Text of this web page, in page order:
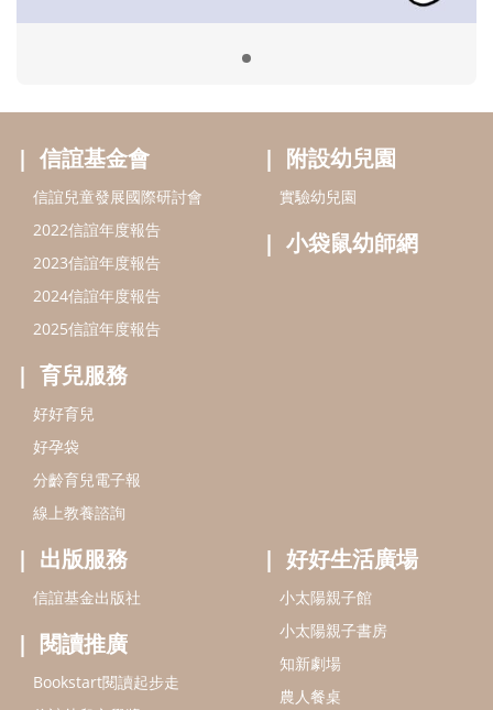
2024信誼年度報告
好孕袋
分齡育兒電子報
線上教養諮詢
出版服務
信誼基金出版社
閱讀推廣
Bookstart閱讀起步走
信誼幼兒文學獎
信誼兒童動畫獎
小袋鼠說故事劇團
service@hsin-yi.org.tw
信誼好好育兒
小太陽親子書房
(02)2396-5305轉2345 (週一～週五 9:00～18:00)
認識信誼 合作洽談 智慧財產權聲明